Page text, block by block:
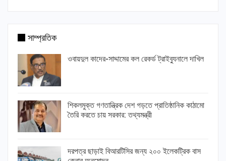
সাম্প্রতিক
ওবায়দুল কাদের-সাদ্দামের কল রেকর্ড ট্রাইব্যুনালে দাখিল
শিকলমুক্ত গণতান্ত্রিক দেশ গড়তে প্রাতিষ্ঠানিক কাঠামো
তৈরি করতে চায় সরকার: তথ্যমন্ত্রী
দরপত্র ছাড়াই বিআরটিসির জন্য ২০০ ইলেকট্রিক বাস